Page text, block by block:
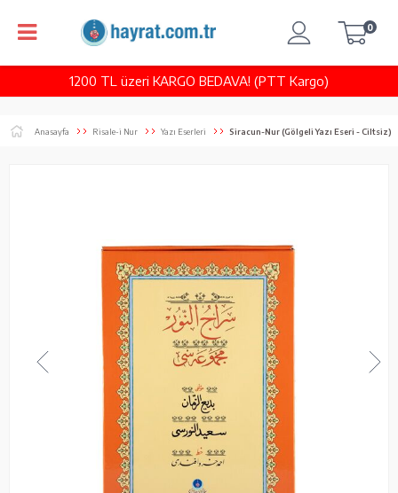
1200 TL üzeri KARGO BEDAVA! (PTT Kargo)
0
Anasayfa Risale-i Nur Yazı Eserleri Siracun-Nur (Gölgeli Yazı Eseri - Ciltsiz)